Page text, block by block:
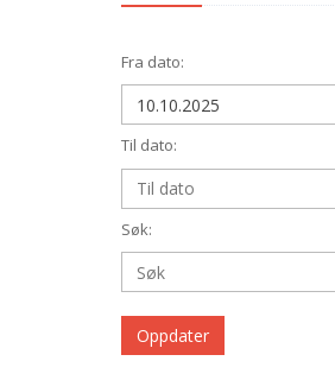
Fra dato:
Til dato:
Søk:
Oppdater